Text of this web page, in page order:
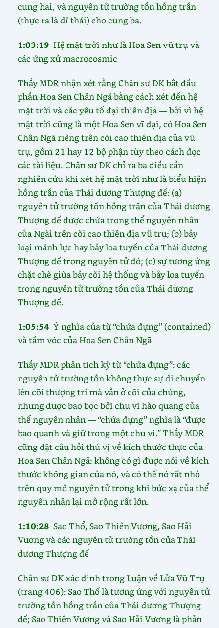
cung hai, và nguyên tử trường tồn hồng trần
(thực ra là dĩ thái) cho cung ba.
1:03:19Hệ mặt trời như là Hoa Sen vũ trụ và
các ứng xử macrocosmic
Thầy MDR nhận xét rằng Chân sư DK bắt đầu
phần Hoa Sen Chân Ngã bằng cách xét đến hệ
mặt trời và các yếu tố đại thiên địa — bởi vì hệ
mặt trời cũng là một Hoa Sen vĩ đại, có Hoa Sen
Chân Ngã riêng trên cõi cao thiên địa của vũ
trụ, gồm 21 hay 12 bộ phận tùy theo cách đọc
các tài liệu. Chân sư DK chỉ ra ba điều cần
nghiên cứu khi xét hệ mặt trời như là biểu hiện
hồng trần của Thái dương Thượng đế: (a)
nguyên tử trường tồn hồng trần của Thái dương
Thượng đế được chứa trong thể nguyên nhân
của Ngài trên cõi cao thiên địa vũ trụ; (b) bảy
loại mãnh lực hay bảy loa tuyến của Thái dương
Thượng đế trong nguyên tử đó; (c) sự tương ứng
chặt chẽ giữa bảy cõi hệ thống và bảy loa tuyến
trong nguyên tử trường tồn của Thái dương
Thượng đế.
1:05:54Ý nghĩa của từ “chứa đựng” (contained)
và tầm vóc của Hoa Sen Chân Ngã
Thầy MDR phân tích kỹ từ “chứa đựng”: các
nguyên tử trường tồn không thực sự di chuyển
lên cõi thượng trí mà vẫn ở cõi của chúng,
nhưng được bao bọc bởi chu vi hào quang của
thể nguyên nhân — “chứa đựng” nghĩa là “được
bao quanh và giữ trong một chu vi.” Thầy MDR
cũng đặt câu hỏi thú vị về kích thước thực của
Hoa Sen Chân Ngã: không có gì được nói về kích
thước không gian của nó, và có thể nó rất nhỏ
trên quy mô nguyên tử trong khi bức xạ của thể
nguyên nhân lại mở rộng rất lớn.
1:10:28Sao Thổ, Sao Thiên Vương, Sao Hải
Vương và các nguyên tử trường tồn của Thái
dương Thượng đế
Chân sư DK xác định trong Luận về Lửa Vũ Trụ
(trang 406): Sao Thổ là tương ứng với nguyên tử
trường tồn hồng trần của Thái dương Thượng
đế; Sao Thiên Vương và Sao Hải Vương là phản